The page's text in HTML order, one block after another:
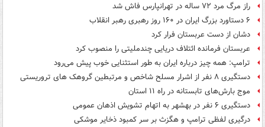
راز مرگ مرد ۷۲ ساله در تهرانپارس فاش شد
۶ دستاورد بزرگ ایران در ۱۶۰ روز رهبری رهبر انقلاب
دشان از دست عربستان فرار کرد
عربستان فرمانده ائتلاف دریایی چندملیتی را منصوب کرد
ترامپ: همه چیز درباره ایران به طور استثنایی خوب پیش می‌رود
دستگیری ۸ نفر از اشرار مسلح شاخص و مرتبطین گروهک های تروریستی
موج بارش‌های تابستانه در راه ۱۱ استان
دستگیری ۶ نفر در بهشهر به اتهام تشویش اذهان عمومی
درگیری لفظی ترامپ و هگزث بر سر کمبود ذخایر موشکی